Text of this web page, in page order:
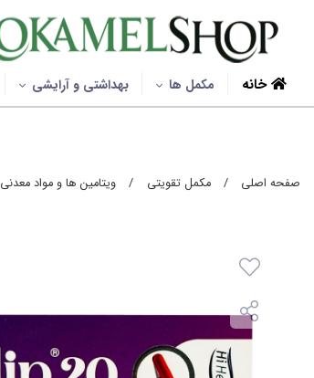
خانه مکمل ها بهداشتی و آرایشی
صفحه اصلی / مکمل تقویتی / ویتامین ها و مواد معدنی